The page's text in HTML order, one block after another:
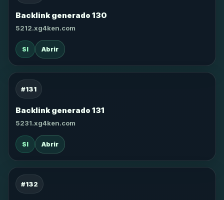
Backlink generado 130
5212.xg4ken.com
SI Abrir
#131
Backlink generado 131
5231.xg4ken.com
SI Abrir
#132